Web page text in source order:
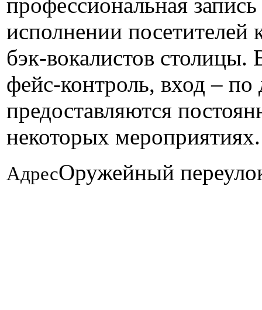
исполнении
бэк-вокалистов столицы.
фейс-контроль, вход –
предоставляются
некоторых
АдресОружейный